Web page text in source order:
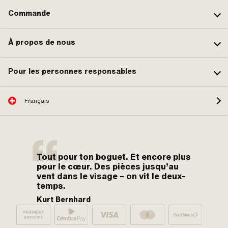
Commande de starter: Handchoke ·
Commande
À propos de nous
Pour les personnes responsables
Français
Tout pour ton boguet. Et encore plus
pour le cœur. Des pièces jusqu’au
vent dans le visage – on vit le deux-
temps.
Kurt Bernhard